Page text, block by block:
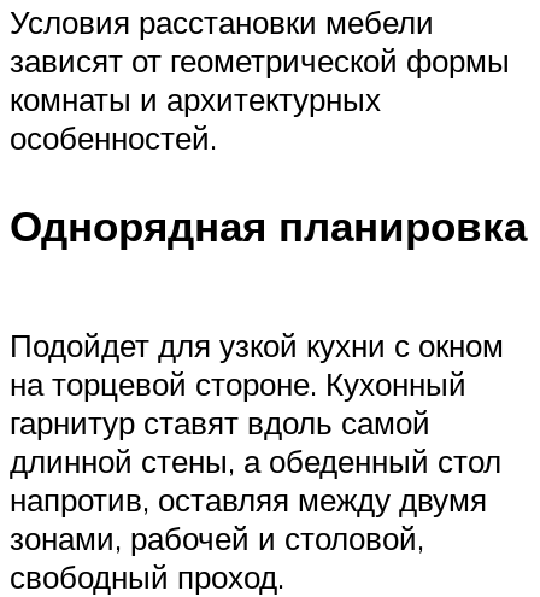
Условия расстановки мебели
зависят от геометрической формы
комнаты и архитектурных
особенностей.
Однорядная планировка
Подойдет для узкой кухни с окном
на торцевой стороне. Кухонный
гарнитур ставят вдоль самой
длинной стены, а обеденный стол
напротив, оставляя между двумя
зонами, рабочей и столовой,
свободный проход.